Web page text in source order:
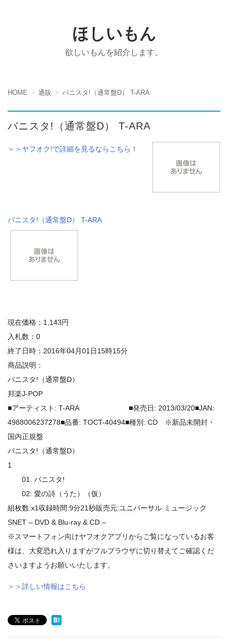
ほしいもん
欲しいもんを紹介します。
HOME 通販 バニスタ!（通常盤D） T-ARA
バニスタ!（通常盤D） T-ARA
＞＞ヤフオク!で詳細を見るならこちら！
バニスタ!（通常盤D） T-ARA
現在価格：1,143円
入札数：0
終了日時：2016年04月01日15時15分
商品説明：
バニスタ!（通常盤D）
邦楽J-POP
■アーティスト: T-ARA ■発売日: 2013/03/20■JAN:
4988006237278■品番: TOCT-40494■種別: CD ※新品未開封・
国内正規盤
バニスタ!（通常盤D）
1
01. バニスタ!
02. 愛の詩（うた）（仮）
組枚数:x1収録時間:9分21秒販売元:ユニバーサル ミュージック
SNET – DVD & Blu-ray & CD –
※スマートフォン向けヤフオクアプリからご覧になっているお客
様は、大変恐れ入りますがフルブラウザに切り替えてご確認くだ
さいますようお願いいたします。
＞＞詳しい情報はこちら